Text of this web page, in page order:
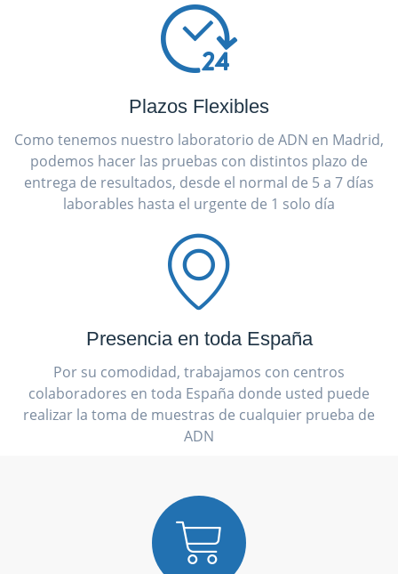
Plazos Flexibles
Como tenemos nuestro laboratorio de ADN en Madrid,
podemos hacer las pruebas con distintos plazo de
entrega de resultados, desde el normal de 5 a 7 días
laborables hasta el urgente de 1 solo día
Presencia en toda España
Por su comodidad, trabajamos con centros
colaboradores en toda España donde usted puede
realizar la toma de muestras de cualquier prueba de
ADN